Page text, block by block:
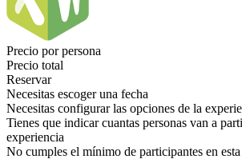
Precio por persona
Precio total
Reservar
Necesitas escoger una fecha
Necesitas configurar las opciones de la
Tienes que indicar cuantas personas van a
experiencia
No cumples el mínimo de participantes en